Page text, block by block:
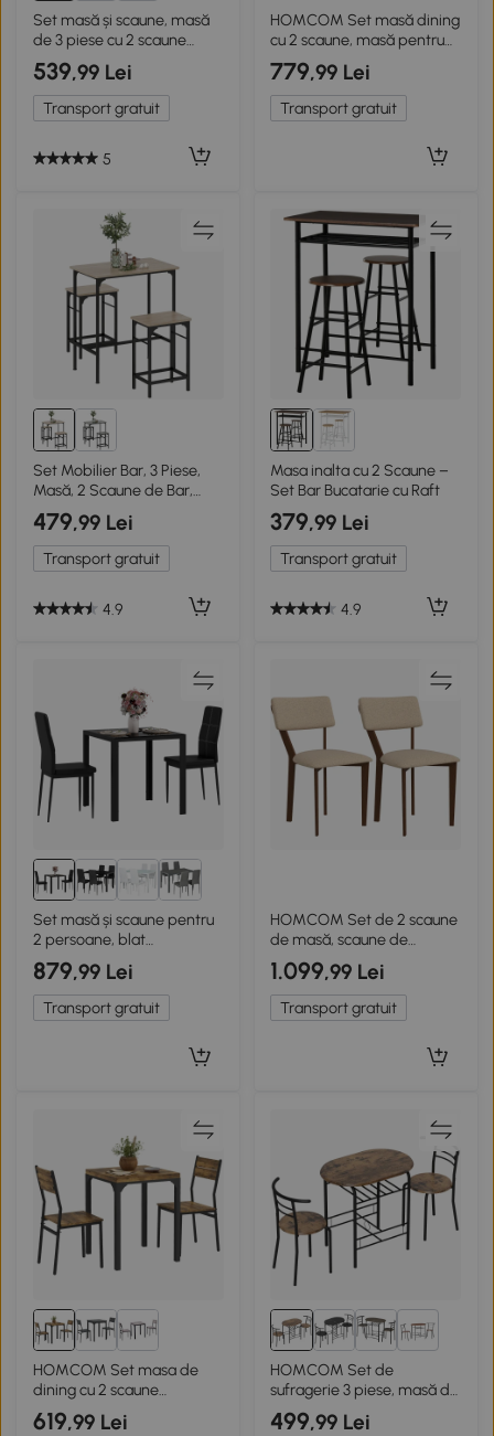
Set masă și scaune, masă
de 3 piese cu 2 scaune
încorporate, pentru
bucătărie salon casă, negru
539,99 Lei
Transport gratuit
5
HOMCOM Set masă dining
cu 2 scaune, masă pentru
bucătărie cu scaune pentru
2 persoane, cadru din
metal, maro
779,99 Lei
Transport gratuit
Set Mobilier Bar, 3 Piese,
Masă, 2 Scaune de Bar,
Negru, Lemn
479,99 Lei
Transport gratuit
4.9
Masa inalta cu 2 Scaune –
Set Bar Bucatarie cu Raft
379,99 Lei
Transport gratuit
4.9
Set masă și scaune pentru
2 persoane, blat
rectangular din sticlă,
pentru bucătărie, living,
negru
879,99 Lei
Transport gratuit
HOMCOM Set de 2 scaune
de masă, scaune de
bucătărie cu spătar,
picioare din lemn, material
textil aspect lin 49 x 56 x 85
cm bej
1.099,99 Lei
Transport gratuit
HOMCOM Set masa de
dining cu 2 scaune
encastrabile, pentru
bucatarie living casa, rustic
619,99 Lei
HOMCOM Set de
sufragerie 3 piese, masă de
bucătărie și scaune pentru
2 persoane cu raft, living,
499,99 Lei